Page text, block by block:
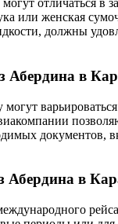
отличаться
или женская
должны
Абердина в
Абердина в